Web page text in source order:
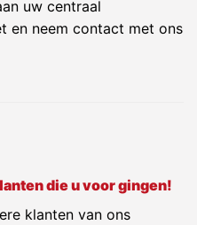
uw centraal
en neem contact met ons
die u voor gingen!
klanten van ons